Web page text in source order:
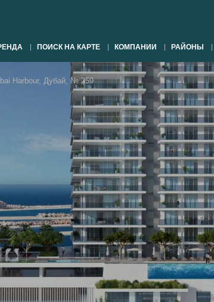
ПОИСК НА КАРТЕ КОМПАНИИ РАЙОНЫ
Harbour, Дубай, № 259